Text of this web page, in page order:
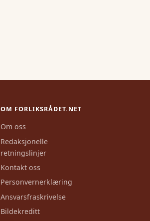
OM FORLIKSRÅDET.NET
Om oss
Redaksjonelle
retningslinjer
Kontakt oss
Personvernerklæring
Ansvarsfraskrivelse
Bildekreditt